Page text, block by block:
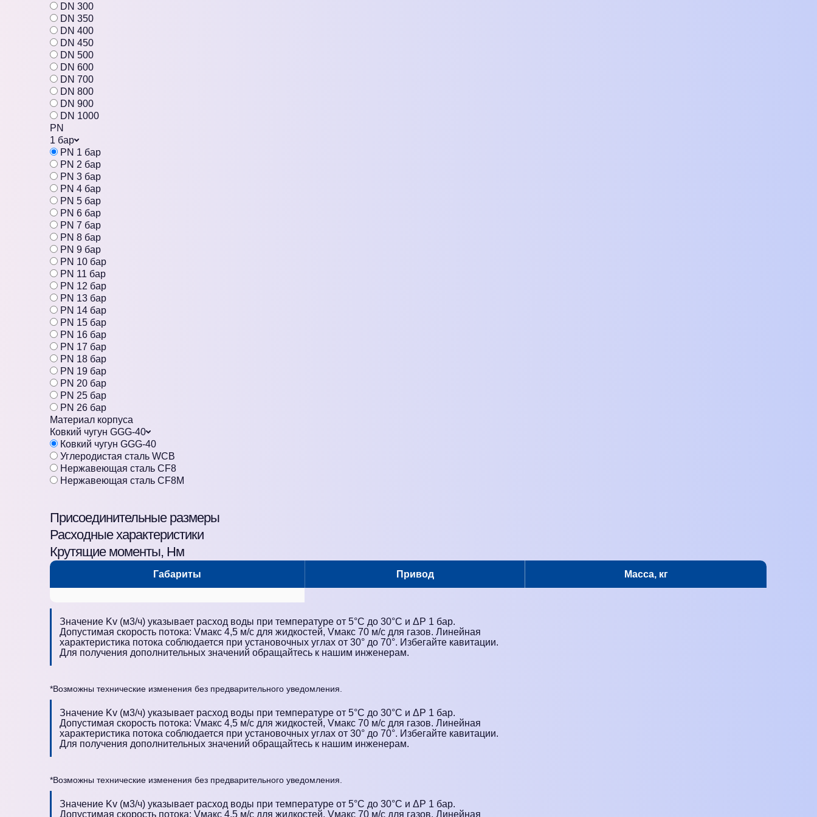
DN 300
DN 350
DN 400
DN 450
DN 500
DN 600
DN 700
DN 800
DN 900
DN 1000
PN
1 бар
PN 1 бар
PN 2 бар
PN 3 бар
PN 4 бар
PN 5 бар
PN 6 бар
PN 7 бар
PN 8 бар
PN 9 бар
PN 10 бар
PN 11 бар
PN 12 бар
PN 13 бар
PN 14 бар
PN 15 бар
PN 16 бар
PN 17 бар
PN 18 бар
PN 19 бар
PN 20 бар
PN 25 бар
PN 26 бар
Материал корпуса
Ковкий чугун GGG-40
Ковкий чугун GGG-40
Углеродистая сталь WCB
Нержавеющая сталь CF8
Нержавеющая сталь CF8M
Присоединительные размеры
Расходные характеристики
Крутящие моменты, Нм
Габариты Привод Масса, кг
Значение Kv (м3/ч) указывает расход воды при температуре от 5°C до 30°C и ΔP 1 бар.
Допустимая скорость потока: Vмакс 4,5 м/с для жидкостей, Vмакс 70 м/с для газов. Линейная
характеристика потока соблюдается при установочных углах от 30° до 70°. Избегайте кавитации.
Для получения дополнительных значений обращайтесь к нашим инженерам.
*Возможны технические изменения без предварительного уведомления.
Значение Kv (м3/ч) указывает расход воды при температуре от 5°C до 30°C и ΔP 1 бар.
Допустимая скорость потока: Vмакс 4,5 м/с для жидкостей, Vмакс 70 м/с для газов. Линейная
характеристика потока соблюдается при установочных углах от 30° до 70°. Избегайте кавитации.
Для получения дополнительных значений обращайтесь к нашим инженерам.
*Возможны технические изменения без предварительного уведомления.
Значение Kv (м3/ч) указывает расход воды при температуре от 5°C до 30°C и ΔP 1 бар.
Допустимая скорость потока: Vмакс 4,5 м/с для жидкостей, Vмакс 70 м/с для газов. Линейная